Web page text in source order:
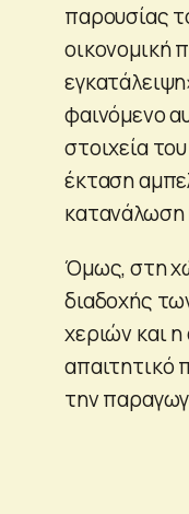
παρουσίας
οικονομική
φαινόμενο
στοιχεία
έκταση
κατανάλωση
Όμως, στη
διαδοχής
χεριών και
απαιτητικό
την